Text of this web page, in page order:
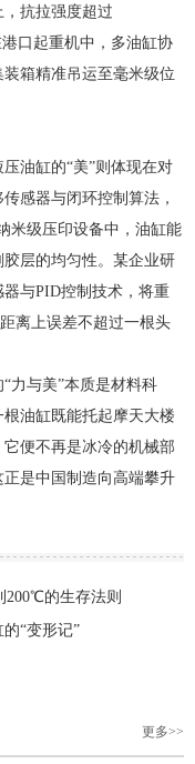
抗拉强度超过
口起重机中，多油缸协
箱精准吊运至毫米级位
油缸的“美”则体现在对
感器与闭环控制算法，
米级压印设备中，油缸能
层的均匀性。某企业研
与PID控制技术，将重
离上误差不超过一根头
力与美”本质是材料科
油缸既能托起摩天大楼
便不再是冰冷的机械部
是中国制造向高端攀升
200℃的生存法则
“变形记”
更多>>